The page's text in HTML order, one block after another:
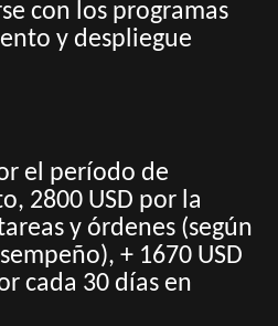
con los programas
y despliegue
el período de
2800 USD por la
y órdenes (según
+ 1670 USD
cada 30 días en